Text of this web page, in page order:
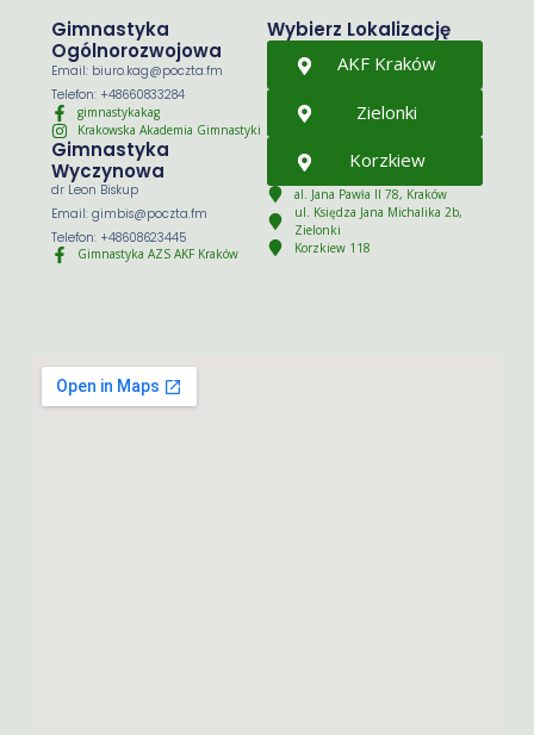
Gimnastyka
Ogólnorozwojowa
Email: biuro.kag@poczta.fm
Telefon: +48660833284
gimnastykakag
Krakowska Akademia Gimnastyki
Gimnastyka
Wyczynowa
dr Leon Biskup
Email: gimbis@poczta.fm
Telefon: +48608623445
Gimnastyka AZS AKF Kraków
Wybierz Lokalizację
AKF Kraków
Zielonki
Korzkiew
al. Jana Pawła II 78, Kraków
ul. Księdza Jana Michalika 2b,
Zielonki
Korzkiew 118